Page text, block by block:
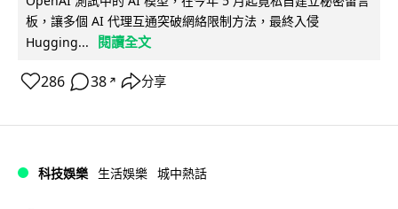
板，讓多個 AI 代理互通突破網絡限制方法，最終入侵
Hugging...
閱讀全文
286 38 ↗ 分享
科技娛樂 生活娛樂 城中熱話